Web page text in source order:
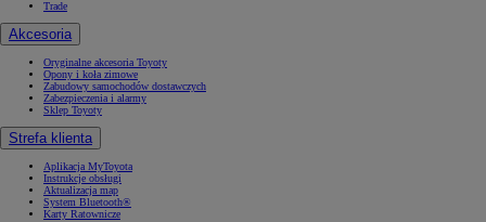
Trade
Akcesoria
Oryginalne akcesoria Toyoty
Opony i koła zimowe
Zabudowy samochodów dostawczych
Zabezpieczenia i alarmy
Sklep Toyoty
Strefa klienta
Aplikacja MyToyota
Instrukcje obsługi
Aktualizacja map
System Bluetooth®
Karty Ratownicze